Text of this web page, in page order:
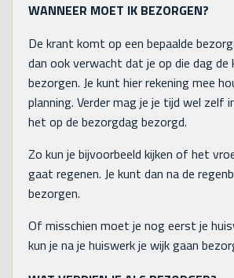
WANNEER MOET IK BEZORGEN?
De krant komt op een bepaalde
dan ook verwacht dat je op die dag
bezorgen. Je kunt hier rekening mee
planning. Verder mag je je tijd wel zelf
het op de bezorgdag bezorgd.
Zo kun je bijvoorbeeld kijken of het
gaat regenen. Je kunt dan na de
bezorgen.
Of misschien moet je nog eerst je
kun je na je huiswerk je wijk gaan